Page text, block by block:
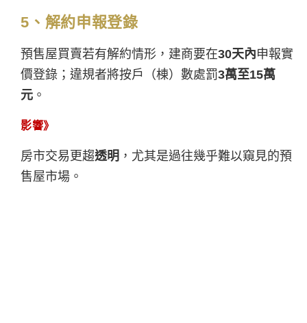
5、解約申報登錄
預售屋買賣若有解約情形，建商要在30天內申報實
價登錄；違規者將按戶（棟）數處罰3萬至15萬
元 。
影響》
房市交易更趨透明 ，尤其是過往幾乎難以窺見的預
售屋市場。